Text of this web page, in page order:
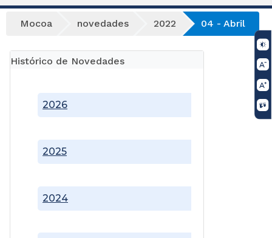
Mocoa novedades 2022 04 - Abril
Histórico de Novedades
2024
2025
2026